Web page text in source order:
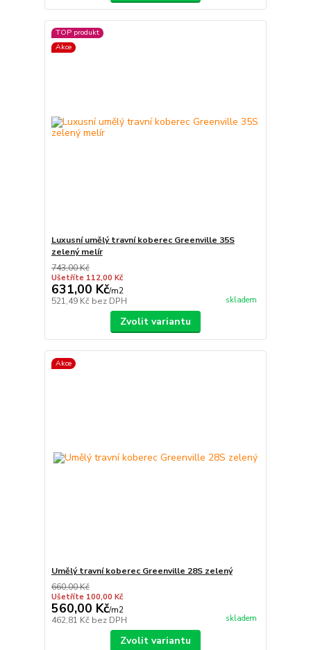
TOP produkt
Akce
Luxusní umělý travní koberec Greenville 35S
zelený melír
743,00 Kč
Ušetříte 112,00 Kč
631,00 Kč/m2
521,49 Kč bez DPH skladem
Zvolit variantu
Akce
Umělý travní koberec Greenville 28S zelený
660,00 Kč
Ušetříte 100,00 Kč
560,00 Kč/m2
462,81 Kč bez DPH skladem
Zvolit variantu